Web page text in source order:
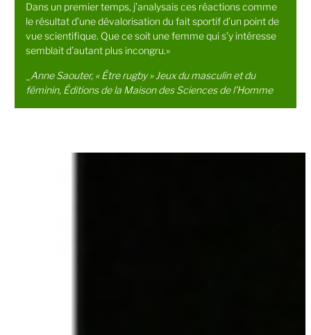
Dans un premier temps, j’analysais ces réactions comme
le résultat d’une dévalorisation du fait sportif d’un point de
vue scientifique. Que ce soit une femme qui s’y intéresse
semblait d’autant plus incongru.»
_Anne Saouter, « Être rugby » Jeux du masculin et du
féminin, Éditions de la Maison des Sciences de l’Homme